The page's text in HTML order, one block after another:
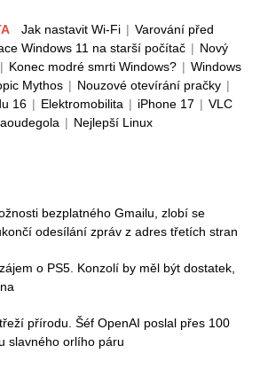
Jak nastavit Wi-Fi | Varování před
Windows 11 na starší počítač | Nový
| Konec modré smrti Windows? | Windows
Mythos | Nouzové otevírání pračky |
16 | Elektromobilita | iPhone 17 | VLC
| Nejlepší Linux
bezplatného Gmailu, zlobí se
odesílání zpráv z adres třetích stran
o PS5. Konzolí by měl být dostatek,
přírodu. Šéf OpenAI poslal přes 100
slavného orlího páru